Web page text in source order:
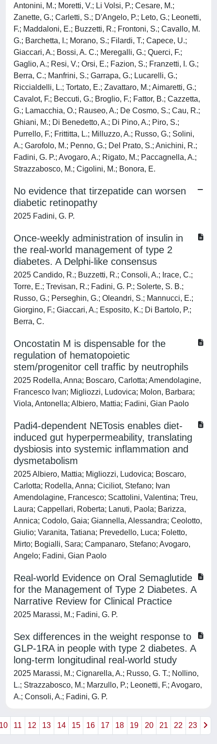
Antonini, M.; Moretti, V.; Li Volsi, P.; Cesare, M.;
Zanette, G.; Carletti, S.; D'Angelo, P.; Leto, G.; Leonetti,
F.; Maddaloni, E.; Buzzetti, R.; Frontoni, S.; Cavallo, M.
G.; Barchetta, I.; Morano, S.; Filardi, T.; Capece, U.;
Giaccari, A.; Bossi, A. C.; Meregalli, G.; Querci, F.;
Gaglio, A.; Resi, V.; Orsi, E.; Fazion, S.; Franzetti, I. G.;
Berra, C.; Manfrini, S.; Garrapa, G.; Lucarelli, G.;
Riccialdelli, L.; Tortato, E.; Zavattaro, M.; Aimaretti, G.;
Cavalot, F.; Beccuti, G.; Broglio, F.; Fattor, B.; Cazzetta,
G.; Lamacchia, O.; Rauseo, A.; De Cosmo, S.; Cau, R.;
Ghiani, M.; Di Benedetto, A.; Di Pino, A.; Piro, S.;
Purrello, F.; Frittitta, L.; Milluzzo, A.; Russo, G.; Solini,
A.; Garofolo, M.; Penno, G.; Del Prato, S.; Anichini, R.;
Fadini, G. P.; Avogaro, A.; Rigato, M.; Paccagnella, A.;
Strazzabosco, M.; Cigolini, M.; Bonora, E.
No evidence that tirzepatide can worsen
diabetic retinopathy
2025 Fadini, G. P.
Once-weekly administration of insulin in
the real-world management of type 2
diabetes. A Delphi-like consensus
2025 Candido, R.; Buzzetti, R.; Consoli, A.; Irace, C.;
Torre, E.; Trevisan, R.; Fadini, G. P.; Solerte, S. B.;
Russo, G.; Perseghin, G.; Oleandri, S.; Mannucci, E.;
Giorgino, F.; Giaccari, A.; Esposito, K.; Di Bartolo, P.;
Berra, C.
Oncostatin M is dispensable for the
regulation of hematopoietic
stem/progenitor cell traffic by neutrophils
2025 Rodella, Anna; Boscaro, Carlotta; Amendolagine,
Francesco Ivan; Migliozzi, Ludovica; Molon, Barbara;
Viola, Antonella; Albiero, Mattia; Fadini, Gian Paolo
Padi4-dependent NETosis enables diet-
induced gut hyperpermeability, translating
dysbiosis into systemic inflammation and
dysmetabolism
2025 Albiero, Mattia; Migliozzi, Ludovica; Boscaro,
Carlotta; Rodella, Anna; Ciciliot, Stefano; Ivan
Amendolagine, Francesco; Scattolini, Valentina; Treu,
Laura; Cappellari, Roberta; Lanuti, Paola; Barizza,
Annica; Codolo, Gaia; Giannella, Alessandra; Ceolotto,
Giulio; Varanita, Tatiana; Prevedello, Luca; Foletto,
Mirto; Bogialli, Sara; Campanaro, Stefano; Avogaro,
Angelo; Fadini, Gian Paolo
Real-world Evidence on Oral Semaglutide
for the Management of Type 2 Diabetes. A
Narrative Review for Clinical Practice
2025 Marassi, M.; Fadini, G. P.
Sex differences in the weight response to
GLP-1RA in people with type 2 diabetes. A
long-term longitudinal real-world study
2025 Marassi, M.; Cignarella, A.; Russo, G. T.; Nollino,
L.; Strazzabosco, M.; Marzullo, P.; Leonetti, F.; Avogaro,
A.; Consoli, A.; Fadini, G. P.
11 12 13 14 15 16 17 18 19 20 21 22 23